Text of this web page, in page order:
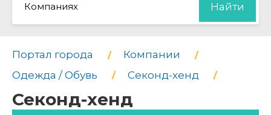
Компаниях Найти
Портал города
Компании
Одежда / Обувь
Секонд-хенд
Секонд-хенд